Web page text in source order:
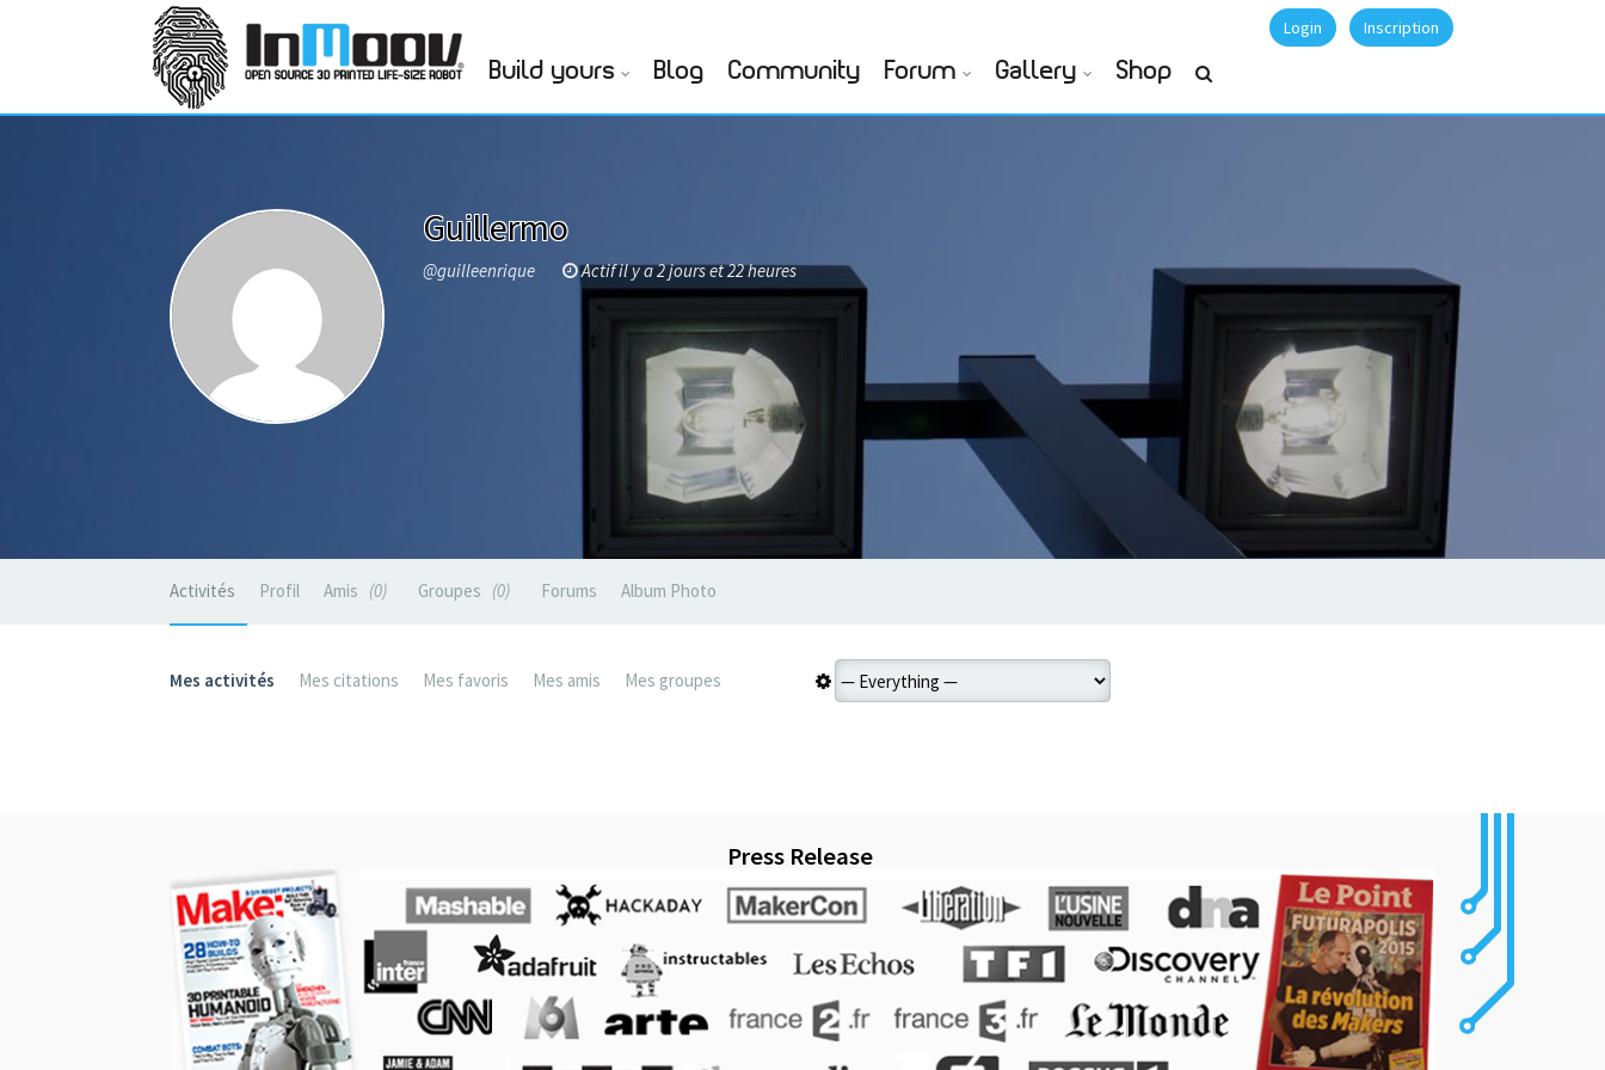
Login Inscription
Build yours Blog Community Forum Gallery Shop
Guillermo
@guilleenrique Actif il y a 2 jours et 22 heures
Activités Profil Amis 0 Groupes 0 Forums Album Photo
Mes activités Mes citations Mes favoris Mes amis Mes groupes
Press Release